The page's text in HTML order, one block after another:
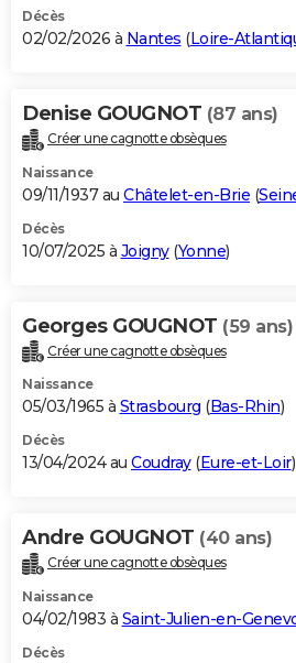
Décès
02/02/2026 à Nantes (Loire-
Denise GOUGNOT (87 ans)
Créer une cagnotte obsèques
Naissance
09/11/1937 au Châtelet-en-Brie (
Décès
10/07/2025 à Joigny(Yonne)
Georges GOUGNOT (59 ans)
Créer une cagnotte obsèques
Naissance
05/03/1965 à Strasbourg (Bas-Rhin)
Décès
13/04/2024 au Coudray(Eure-et-Loir)
Andre GOUGNOT (40 ans)
Créer une cagnotte obsèques
Naissance
04/02/1983 à Saint-Julien-en-
Décès